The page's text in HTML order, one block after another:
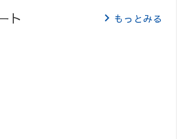
ト もっとみる